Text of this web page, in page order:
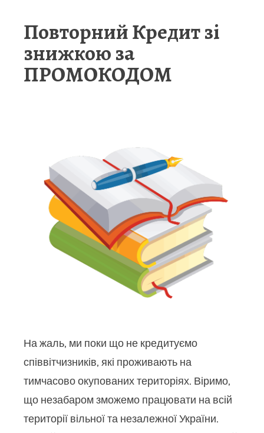
Повторний Кредит зі
знижкою за
ПРОМОКОДОМ
На жаль, ми поки що не кредитуємо
співвітчизників, які проживають на
тимчасово окупованих територіях. Віримо,
що незабаром зможемо працювати на всій
території вільної та незалежної України.